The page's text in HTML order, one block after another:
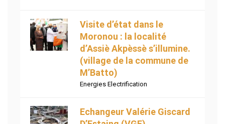
Visite d’état dans le
Moronou : la localité
d’Assiè Akpèssè s’illumine.
(village de la commune de
M’Batto)
Energies Electrification
Echangeur Valérie Giscard